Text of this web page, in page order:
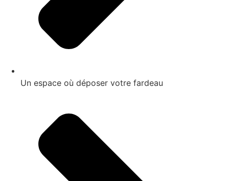
Un espace où déposer votre fardeau